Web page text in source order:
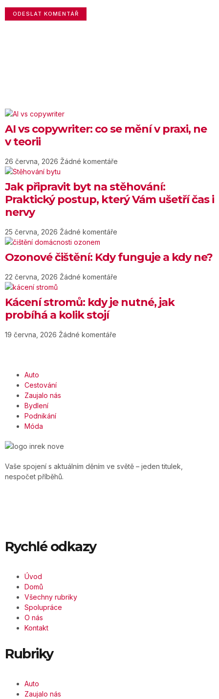
AI vs copywriter: co se mění v praxi, ne
v teorii
26 června, 2026 Žádné komentáře
Jak připravit byt na stěhování:
Praktický postup, který Vám ušetří čas i
nervy
25 června, 2026 Žádné komentáře
Ozonové čištění: Kdy funguje a kdy ne?
22 června, 2026 Žádné komentáře
Kácení stromů: kdy je nutné, jak
probíhá a kolik stojí
19 června, 2026 Žádné komentáře
Auto
Cestování
Zaujalo nás
Bydlení
Podnikání
Móda
Vaše spojení s aktuálním děním ve světě – jeden titulek,
nespočet příběhů.
Rychlé odkazy
Úvod
Domů
Všechny rubriky
Spolupráce
O nás
Kontakt
Rubriky
Auto
Zaujalo nás